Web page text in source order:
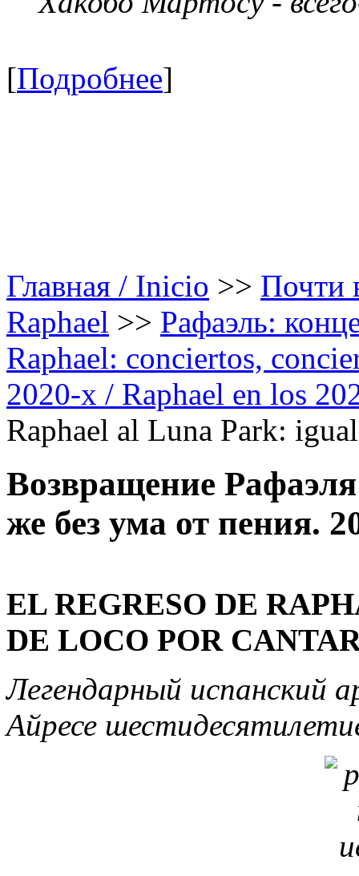
[Подробнее]
Главная / Inicio >> Почти
Raphael >> Рафаэль:
Raphael: conciertos,
2020-х / Raphael en los
Raphael al Luna Park:
Возвращение
же без ума от пения.
EL REGRESO DE
DE LOCO POR
Легендарный испанский
Айресе